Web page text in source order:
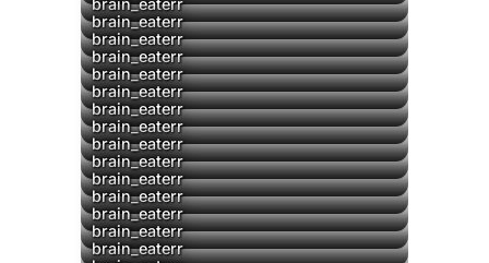
brain_eaterr
brain_eaterr
brain_eaterr
brain_eaterr
▶
brain_eaterr
brain_eaterr
brain_eaterr
brain_eaterr
brain_eaterr
brain_eaterr
brain_eaterr
brain_eaterr
brain_eaterr
brain_eaterr
brain_eaterr